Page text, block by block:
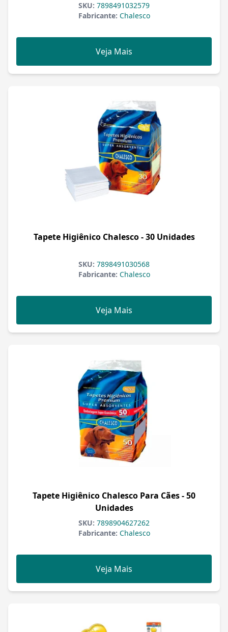
SKU: 7898491032579
Fabricante: Chalesco
Veja Mais
Tapete Higiênico Chalesco - 30 Unidades
SKU: 7898491030568
Fabricante: Chalesco
Veja Mais
Tapete Higiênico Chalesco Para Cães - 50
Unidades
SKU: 7898904627262
Fabricante: Chalesco
Veja Mais